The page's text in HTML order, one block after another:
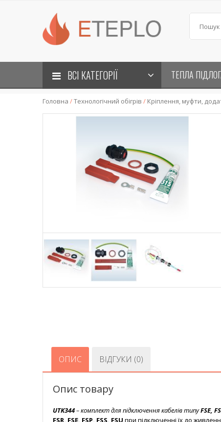
ВСІ КАТЕГОРІЇ ТЕПЛА
Головна /Технологічний обігрів / Кріплення, муфти,
ОПИС ВІДГУКИ (0)
Опис товару
UTK344– комплект для підключення кабелів типуFSE,
FSR, FSE, FSP, FSS, FSU при підключенні їх до